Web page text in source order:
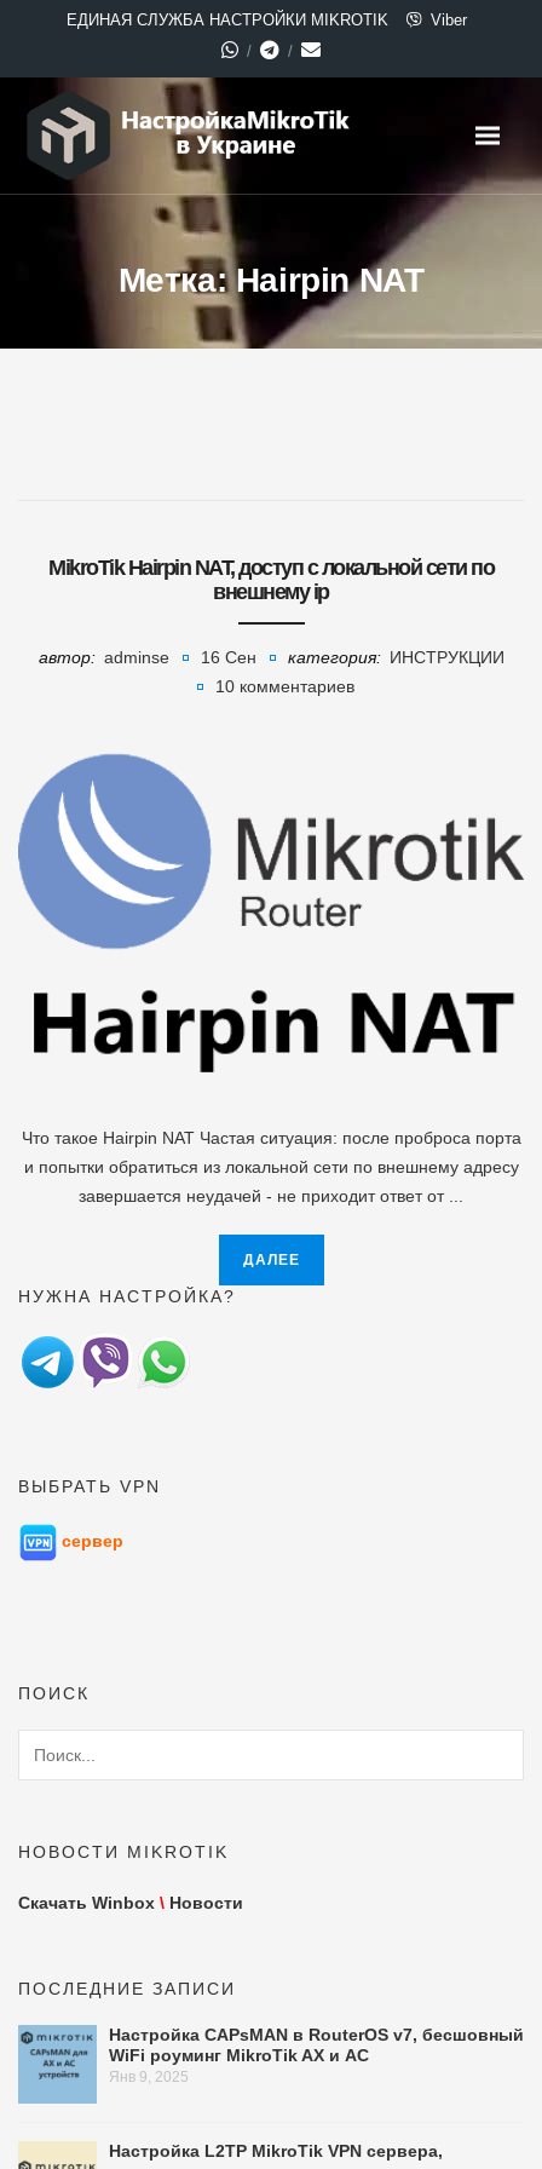
ЕДИНАЯ СЛУЖБА НАСТРОЙКИ MIKROTIK Viber
Метка:Hairpin NAT
MikroTik Hairpin NAT, доступ с локальной сети по
внешнему ip
автор: adminse 16 Сен категория: ИНСТРУКЦИИ
10 комментариев
Что такое Hairpin NAT Частая ситуация: после проброса порта
и попытки обратиться из локальной сети по внешнему адресу
завершается неудачей - не приходит ответ от ...
ДАЛЕЕ
НУЖНА НАСТРОЙКА?
ВЫБРАТЬ VPN
сервер
ПОИСК
НОВОСТИ MIKROTIK
Скачать Winbox \ Новости
ПОСЛЕДНИЕ ЗАПИСИ
Настройка CAPsMAN в RouterOS v7, бесшовный
WiFi роуминг MikroTik AX и AC
Янв 9, 2025
Настройка L2TP MikroTik VPN сервера,